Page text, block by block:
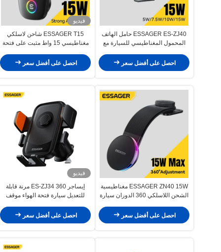
ESSAGER ES-ZJ40 حامل الهاتف
المحمول المغناطيسي للسيارة مع
احصل على أفضل سعر
فيديو
ESSAGER T15 شاحن لاسلكي
مغناطيسي 15 واط مثبت على فتحة
احصل على أفضل سعر
ESSAGER ZN40 15W مغناطيسية
الشحن اللاسلكي 360 الدوران سيارة
احصل على أفضل سعر
فيديو
إيساجر ES-ZJ34 360 مرنة قابلة
للتعديل سيارة فتحة الهواء موقف
احصل على أفضل سعر